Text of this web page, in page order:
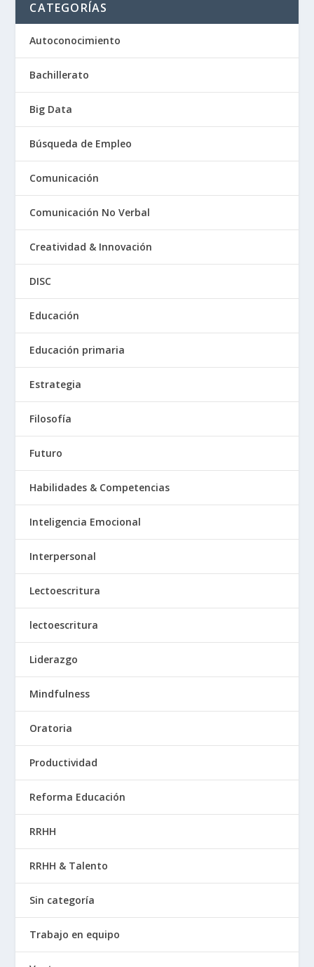
CATEGORÍAS
Autoconocimiento
Bachillerato
Big Data
Búsqueda de Empleo
Comunicación
Comunicación No Verbal
Creatividad & Innovación
DISC
Educación
Educación primaria
Estrategia
Filosofía
Futuro
Habilidades & Competencias
Inteligencia Emocional
Interpersonal
Lectoescritura
lectoescritura
Liderazgo
Mindfulness
Oratoria
Productividad
Reforma Educación
RRHH
RRHH & Talento
Sin categoría
Trabajo en equipo